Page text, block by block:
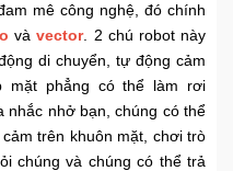
mê công nghệ, đó chính
vàvector. 2 chú robot này
di chuyển, tự động cảm
mặt phẳng có thể làm rơi
nhắc nhở bạn, chúng có thể
trên khuôn mặt, chơi trò
chúng và chúng có thể trả